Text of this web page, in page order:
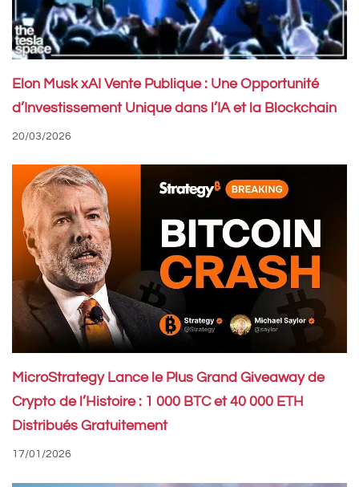
Elon Musk xAI Vente Publique : Une Opportunité
d’Investissement Unique dans l’IA et la Blockchain
20/03/2026
MicroStrategy Lance le Plus Grand Giveaway de
Crypto de l’Histoire : 1 000 BTC et 40 000 ETH
Distribués Gratuitement
17/01/2026